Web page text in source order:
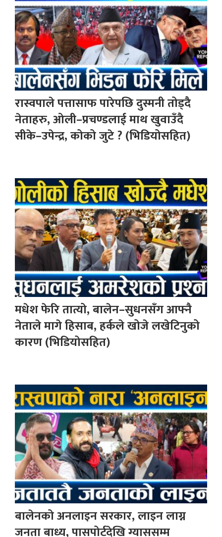
रास्वपाले पत्तासाफ पारेपछि दुस्मनी तोड्दै
नेताहरु, ओली–प्रचण्डलाई माथ खुवाउँदै
सीके–उपेन्द्र, कोको जुटे ? (भिडियोसहित)
मधेश फेरि तात्यो, बालेन–सुधनसँग आफ्नै
नेताले मागे हिसाब, हर्कले खोजे लखेटिनुको
कारण (भिडियोसहित)
बालेनको अनलाइन सरकार, लाइन लाग्न
जनता बाध्य, पासपोर्टदेखि ग्याससम्म